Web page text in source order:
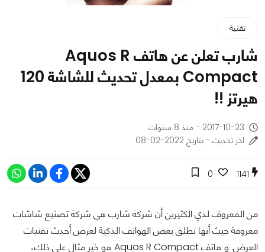
تقنية
شارب تعلن عن هاتف Aquos R
Compact بمعدل تحديث للشاشة 120
هيرتز !!
2017-10-23 - منذ 8 سنوات
اخر تحديث - بتاريخ 2022-02-08
1141
0
من المعروف لدي الكثيرين أن شركة شارب هي شركة تصنيع شاشات
معروفة حيث أنها تطلق بعض الهواتف الذكية لعرض أحدث تقنيات
العرض. و هاتف Aquos R Compact هو خير مثال علي ذلك،